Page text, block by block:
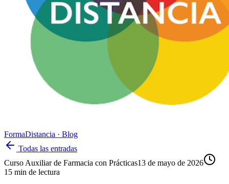
FormaDistancia · Blog
Todas las entradas
Curso Auxiliar de Farmacia con Prácticas13 de mayo de 2026
15 min de lectura